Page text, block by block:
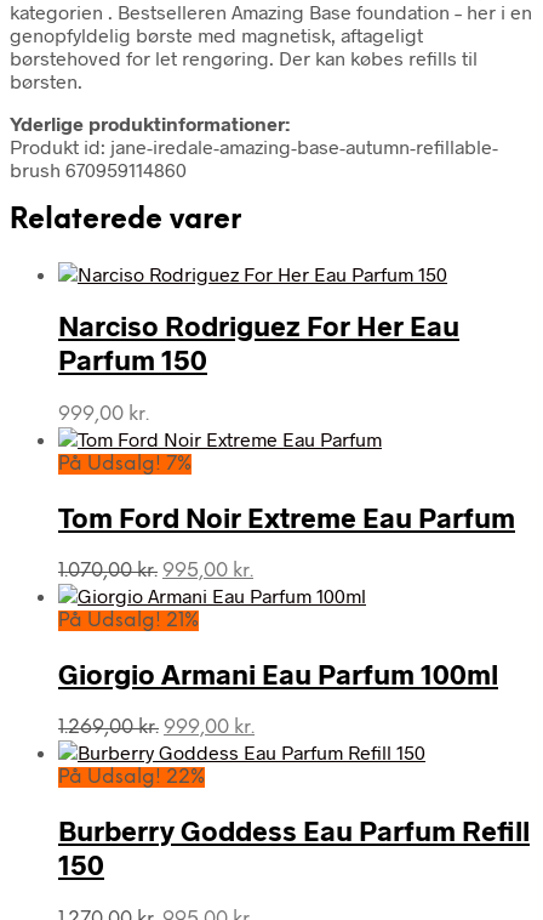
kategorien . Bestselleren Amazing Base foundation – her i en
genopfyldelig børste med magnetisk, aftageligt
børstehoved for let rengøring. Der kan købes refills til
børsten.
Yderlige produktinformationer:
Produkt id: jane-iredale-amazing-base-autumn-refillable-
brush 670959114860
Relaterede varer
Narciso Rodriguez For Her Eau
Parfum 150
999,00 kr.
På Udsalg! 7%
Tom Ford Noir Extreme Eau Parfum
1.070,00kr. Den
oprindelige
pris
1.070,00 kr..
995,00 kr.
aktuelle
995,00 kr..
På Udsalg! 21%
Giorgio Armani Eau Parfum 100ml
1.269,00kr. Den
oprindelige
pris
1.269,00 kr..
999,00 kr.
aktuelle
999,00 kr..
På Udsalg! 22%
Burberry Goddess Eau Parfum Refill
150
Den